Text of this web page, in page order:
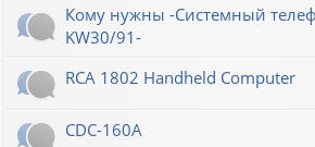
Кому нужны -Системный
KW30/91-
RCA 1802 Handheld Computer
CDC-160A